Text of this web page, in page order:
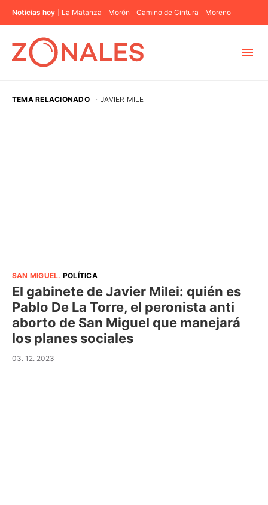
Noticias hoy La Matanza Morón Camino de Cintura Moreno
TEMA RELACIONADO · JAVIER MILEI
SAN MIGUEL. POLÍTICA
El gabinete de Javier Milei: quién es
Pablo De La Torre, el peronista anti
aborto de San Miguel que manejará
los planes sociales
03. 12. 2023